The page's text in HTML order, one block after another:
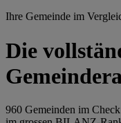
Ihre Gemeinde im
Die
960 Gemeinden im